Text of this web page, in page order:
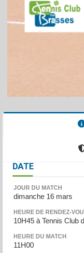
DATE
JOUR DU MATCH
dimanche 16 mars
HEURE DE RENDEZ-
10H45 à Tennis Club
HEURE DU MATCH
11H00